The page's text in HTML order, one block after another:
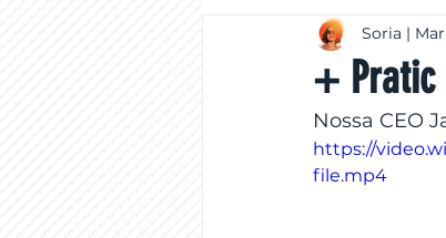
+ Pratic
Soria |
Nossa CEO
https://
file.mp4